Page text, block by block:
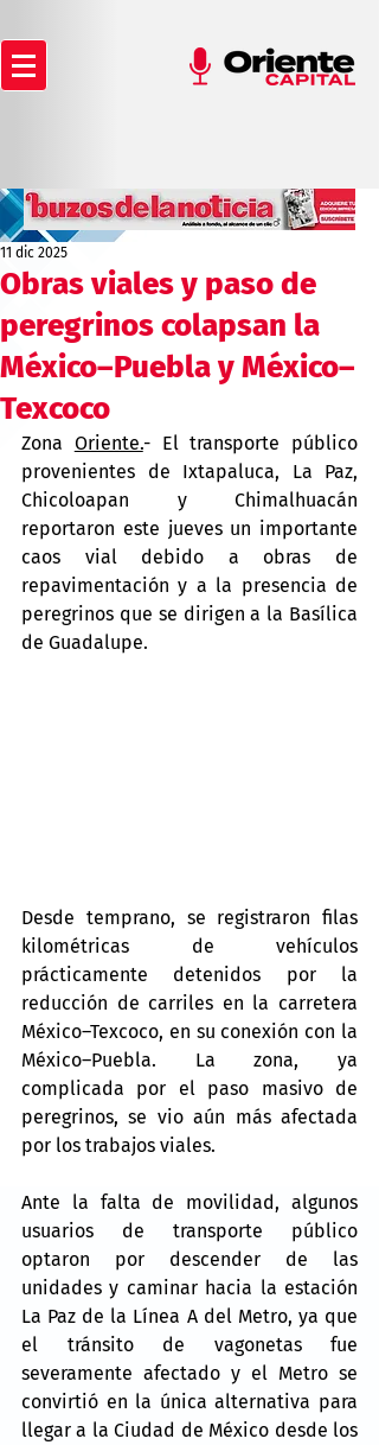
Obras viales y paso de
peregrinos colapsan la
México–Puebla y México–
Texcoco
11 dic 2025
Zona Oriente.- El transporte público
provenientes de Ixtapaluca, La Paz,
Chicoloapan y Chimalhuacán
reportaron este jueves un importante
caos vial debido a obras de
repavimentación y a la presencia de
peregrinos que se dirigen a la Basílica
de Guadalupe.
Desde temprano, se registraron filas
kilométricas de vehículos
prácticamente detenidos por la
reducción de carriles en la carretera
México–Texcoco, en su conexión con la
México–Puebla. La zona, ya
complicada por el paso masivo de
peregrinos, se vio aún más afectada
por los trabajos viales.
Ante la falta de movilidad, algunos
usuarios de transporte público
optaron por descender de las
unidades y caminar hacia la estación
La Paz de la Línea A del Metro, ya que
el tránsito de vagonetas fue
severamente afectado y el Metro se
convirtió en la única alternativa para
llegar a la Ciudad de México desde los